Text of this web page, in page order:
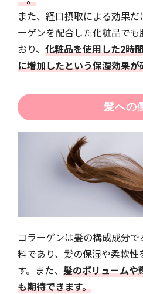
また、経口摂取による効果
ーゲンを配合した化粧品で
おり、 化粧品を使用した2時
に増加したという保湿効果
髪への
コラーゲンは髪の構成成分
料であり、髪の保湿や柔軟
す。また、 髪のボリュームや
も期待できます。